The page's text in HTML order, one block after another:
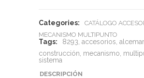
Categories: CATÁLOGO
MECANISMO MULTIPUNTO
Tags: 8293 accesorios alcemar
construcción mecanismo
sistema
DESCRIPCIÓN